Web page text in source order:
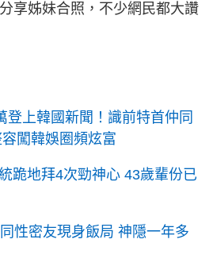
享姊妹合照，不少網民都大讚
登上韓國新聞！識前特首仲同
闖韓娛圈頻炫富
跪地拜4次勁神心 43歲輩份已
性密友現身飯局 神隱一年多